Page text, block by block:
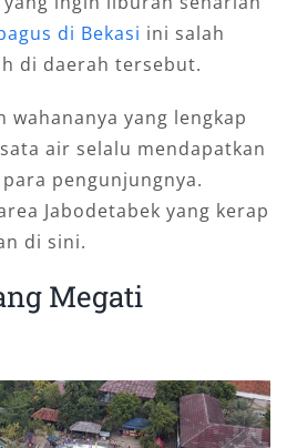
di Bekasi ini salah
di daerah tersebut.
wahananya yang lengkap
air selalu mendapatkan
pengunjungnya.
Jabodetabek yang kerap
di sini.
Megati